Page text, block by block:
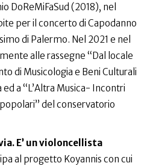
DoReMiFaSud (2018), nel
per il concerto di Capodanno
di Palermo. Nel 2021 e nel
alle rassegne “Dal locale
di Musicologia e Beni Culturali
a “L’Altra Musica- Incontri
del conservatorio
E’ un violoncellista
al progetto Koyannis con cui